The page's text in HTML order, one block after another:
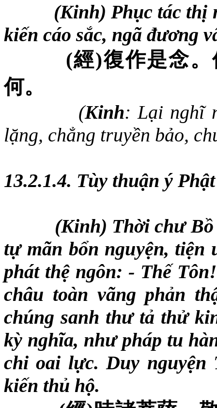
(Kinh) Phục tác thị
kiến cáo sắc, ngã đương
(經)復作是念
何。
(Kinh: Lại nghĩ
lặng, chẳng truyền bảo,
13.2.1.4. Tùy thuận ý
(Kinh) Thời chư
tự mãn bổn nguyện,
phát thệ ngôn: - Thế
châu toàn vãng phản
chúng sanh thư tả thử
kỳ nghĩa, như pháp tu
chi oai lực. Duy nguyện
kiến thủ hộ.